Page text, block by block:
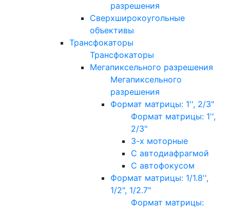
разрешения
Сверхширокоугольные
объективы
Трансфокаторы
Трансфокаторы
Мегапиксельного разрешения
Мегапиксельного
разрешения
Формат матрицы: 1'', 2/3"
Формат матрицы: 1'',
2/3"
3-х моторные
С автодиафрагмой
С автофокусом
Формат матрицы: 1/1.8'',
1/2", 1/2.7"
Формат матрицы: